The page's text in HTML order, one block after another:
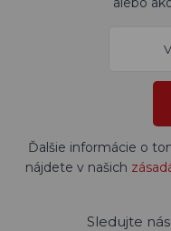
Ďalšie informácie o
nájdete v našich
Sledujte